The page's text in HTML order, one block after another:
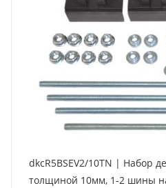
dkcR5BSEV2/10TN | Набор
толщиной 10мм, 1-2 шины